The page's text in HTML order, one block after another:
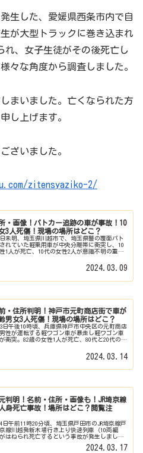
生した、愛媛県西条市内で自
が大型トラックに巻き込まれ
れ、女子生徒がその後死亡し
々な角度から調査しました。
まいました。亡くなられた方
し上げます。
ざいました。
zitensyaziko-2/
・画像！パトカー追跡の車が事故！10
3人死傷！現場の場所はどこ？
未明、埼玉県川越市で、埼玉県警の覆面パト
れていた軽乗用車が中央分離帯に衝突し、10
1人が死亡、10代の女性2人が意識不明の重体
2024.03.09
・住所判明！神戸市元町商店街で車が
男女3人死傷！現場の場所はどこ？
日午後10時頃、兵庫県神戸市中央区の元町商店
性が運転する軽ワゴン車が暴走し軽ワゴン車
衝突。82歳の女性1人が死亡、80代と20代の男
2024.03.14
判明！名前・住所・画像も！JR埼京線
身死亡事故！場所はどこ？閲覧注
日午前11時20分頃、埼玉県戸田市のJR埼京線戸
線川越発新木場行き上り快速列車（10両編
はねられ死亡するという事故が発生しまし
？名前・...
2024.03.17